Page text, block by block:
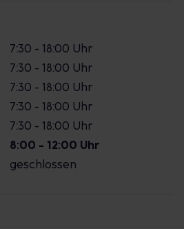
7:30 - 18:00 Uhr
7:30 - 18:00 Uhr
7:30 - 18:00 Uhr
7:30 - 18:00 Uhr
7:30 - 18:00 Uhr
8:00 - 12:00 Uhr
geschlossen